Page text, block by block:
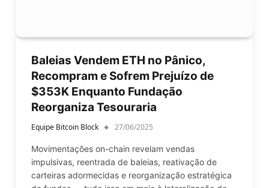
Baleias Vendem ETH no Pânico,
Recompram e Sofrem Prejuízo de
$353K Enquanto Fundação
Reorganiza Tesouraria
Equipe Bitcoin Block 27/06/2025
Movimentações on-chain revelam vendas
impulsivas, reentrada de baleias, reativação de
carteiras adormecidas e reorganização estratégica